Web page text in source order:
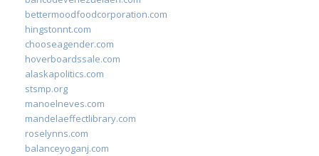
bettermoodfoodcorporation.com
hingstonnt.com
chooseagender.com
hoverboardssale.com
alaskapolitics.com
stsmp.org
manoelneves.com
mandelaeffectlibrary.com
roselynns.com
balanceyoganj.com